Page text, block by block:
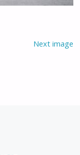
Next image